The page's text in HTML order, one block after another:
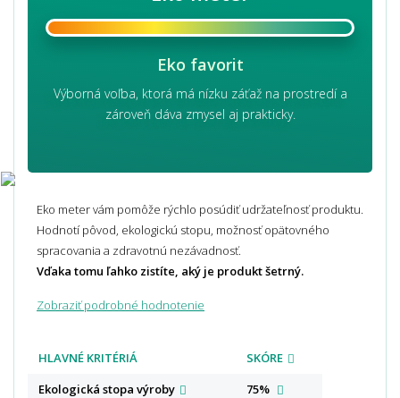
Eko favorit
Výborná voľba, ktorá má nízku záťaž na prostredí a
zároveň dáva zmysel aj prakticky.
Eko meter vám pomôže rýchlo posúdiť udržateľnosť produktu.
Hodnotí pôvod, ekologickú stopu, možnosť opätovného
spracovania a zdravotnú nezávadnosť.
Vďaka tomu ľahko zistíte, aký je produkt šetrný.
Zobraziť podrobné hodnotenie
HLAVNÉ KRITÉRIÁ
SKÓRE
Ekologická stopa výroby
75%